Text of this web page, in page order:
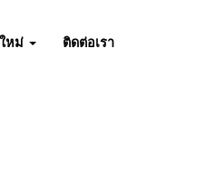
หม่ ติดต่อเรา